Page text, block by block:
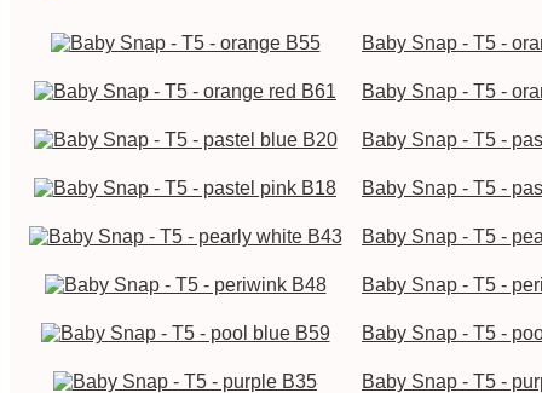
Baby Snap - T5 -
Baby Snap - T5 -
Baby Snap - T5 -
Baby Snap - T5 -
Baby Snap - T5 -
Baby Snap - T5 -
Baby Snap - T5 -
Baby Snap - T5 -